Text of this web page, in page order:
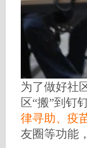
为了做好社
区“搬”到钉
律寻助、疫
友圈等功能